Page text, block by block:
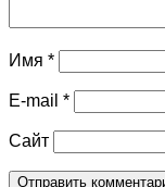
Имя *
E-mail *
Сайт